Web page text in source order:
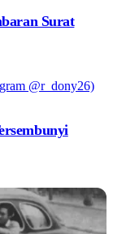
Surat